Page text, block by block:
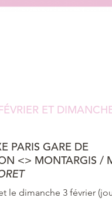
ET
PARIS GARE DE
<> MONTARGIS /
le dimanche 3 février